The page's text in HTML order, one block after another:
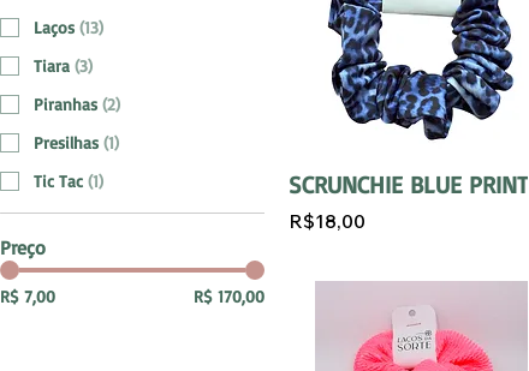
Laços (13)
Tiara (3)
Piranhas (2)
Presilhas (1)
Tic Tac (1)
Preço
R$ 7,00 R$ 170,00
SCRUNCHIE BLUE PRINT
R$18,00